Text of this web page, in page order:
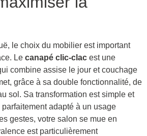
le choix du mobilier est important
Le canapé clic-clac est une
combine assise le jour et couchage
grâce à sa double fonctionnalité, de
sol. Sa transformation est simple et
adapté à un usage
gestes, votre salon se mue en
est particulièrement